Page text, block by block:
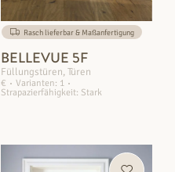
Rasch lieferbar & Maßanfertigung
BELLEVUE 5F
Füllungstüren, Türen
€
Varianten: 1
Strapazierfähigkeit: Stark